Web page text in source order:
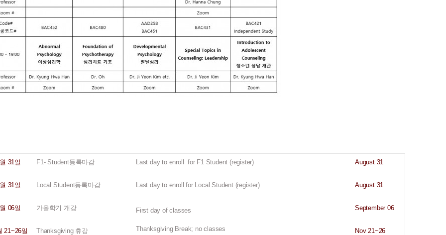
31일 F1- Student등록마감 Last day to enroll for F1 Student (register) August 31
31일 Local Student등록마감 Last day to enroll for Local Student (register) August 31
06일 가을학기 개강 First day of classes
Thanksgiving Break; no classes
September 06
21~26일 Thanksgiving 휴강 Nov 21~26